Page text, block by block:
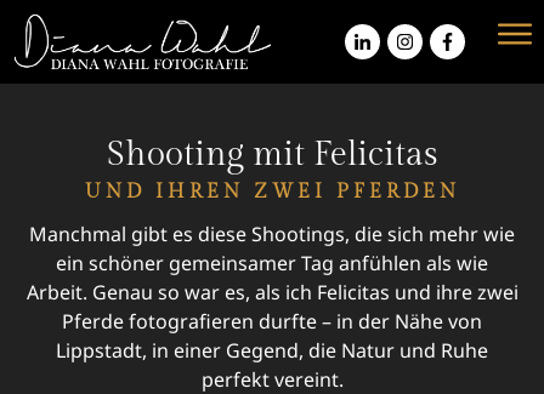
Shooting mit Felicitas
UND IHREN ZWEI PFERDEN
Manchmal gibt es diese Shootings, die sich mehr wie
ein schöner gemeinsamer Tag anfühlen als wie
Arbeit. Genau so war es, als ich Felicitas und ihre zwei
Pferde fotografieren durfte – in der Nähe von
Lippstadt, in einer Gegend, die Natur und Ruhe
perfekt vereint.